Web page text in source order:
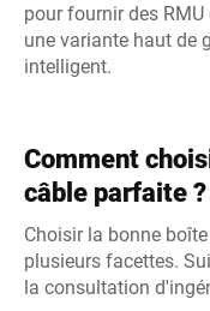
pour fournir des
une variante haut de
intelligent.
Comment
câble parfaite ?
Choisir la bonne
plusieurs facettes.
la consultation